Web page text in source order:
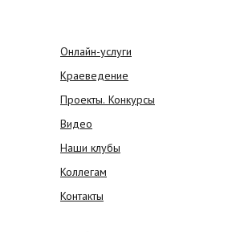
Онлайн-услуги
Краеведение
Проекты. Конкурсы
Видео
Наши клубы
Коллегам
Контакты